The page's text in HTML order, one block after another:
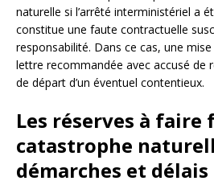
naturelle si l’arrêté interministériel a
constitue une faute contractuelle
responsabilité. Dans ce cas, une
lettre recommandée avec accusé de
de départ d’un éventuel contentieux.
Les réserves à faire
catastrophe
démarches et délais